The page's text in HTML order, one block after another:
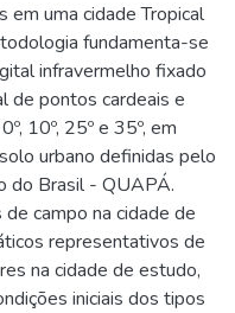
em uma cidade Tropical
fundamenta-se
infravermelho fixado
de pontos cardeais e
10º, 25º e 35º, em
urbano definidas pelo
do Brasil - QUAPÁ.
campo na cidade de
representativos de
na cidade de estudo,
iniciais dos tipos